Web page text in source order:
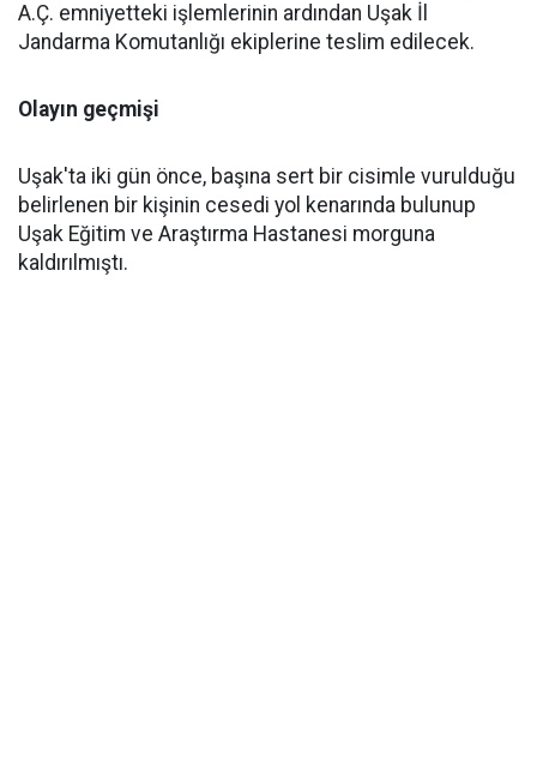
A.Ç. emniyetteki işlemlerinin ardından Uşak İl
Jandarma Komutanlığı ekiplerine teslim edilecek.
Olayın geçmişi
Uşak'ta iki gün önce, başına sert bir cisimle vurulduğu
belirlenen bir kişinin cesedi yol kenarında bulunup
Uşak Eğitim ve Araştırma Hastanesi morguna
kaldırılmıştı.